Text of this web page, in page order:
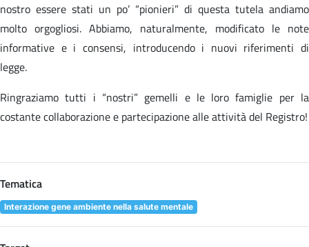
nostro essere stati un po’ “pionieri” di questa tutela andiamo
molto orgogliosi. Abbiamo, naturalmente, modificato le note
informative e i consensi, introducendo i nuovi riferimenti di
legge.
Ringraziamo tutti i “nostri” gemelli e le loro famiglie per la
costante collaborazione e partecipazione alle attività del Registro!
Tematica
Interazione gene ambiente nella salute mentale